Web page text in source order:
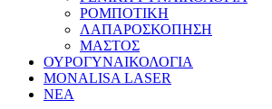
ΡΟΜΠΟΤΙΚΗ
ΛΑΠΑΡΟΣΚΟΠΗΣΗ
ΜΑΣΤΟΣ
ΟΥΡΟΓΥΝΑΙΚΟΛΟΓΙΑ
MONALISA LASER
ΝΕΑ